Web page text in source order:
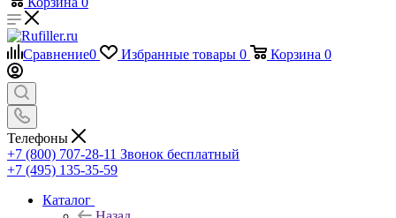
Сравнение0 Избранные товары 0 Корзина 0
Телефоны
+7 (800) 707-28-11 Звонок бесплатный
+7 (495) 135-35-59
Каталог